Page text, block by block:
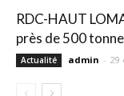
RDC-HAUT
près de 500
Actualité admin - 29